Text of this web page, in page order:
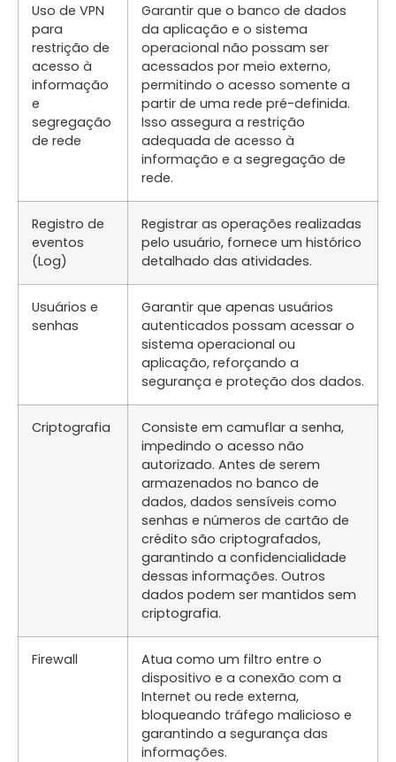
Uso de VPN
para
restrição de
acesso à
informação
e
segregação
de rede
Garantir que o banco de dados
da aplicação e o sistema
operacional não possam ser
acessados por meio externo,
permitindo o acesso somente a
partir de uma rede pré-definida.
Isso assegura a restrição
adequada de acesso à
informação e a segregação de
rede.
Registro de
eventos
(Log)
Registrar as operações realizadas
pelo usuário, fornece um histórico
detalhado das atividades.
Usuários e
senhas
Garantir que apenas usuários
autenticados possam acessar o
sistema operacional ou
aplicação, reforçando a
segurança e proteção dos dados.
Criptografia
Consiste em camuflar a senha,
impedindo o acesso não
autorizado. Antes de serem
armazenados no banco de
dados, dados sensíveis como
senhas e números de cartão de
crédito são criptografados,
garantindo a confidencialidade
dessas informações. Outros
dados podem ser mantidos sem
criptografia.
Firewall
Atua como um filtro entre o
dispositivo e a conexão com a
Internet ou rede externa,
bloqueando tráfego malicioso e
garantindo a segurança das
informações.